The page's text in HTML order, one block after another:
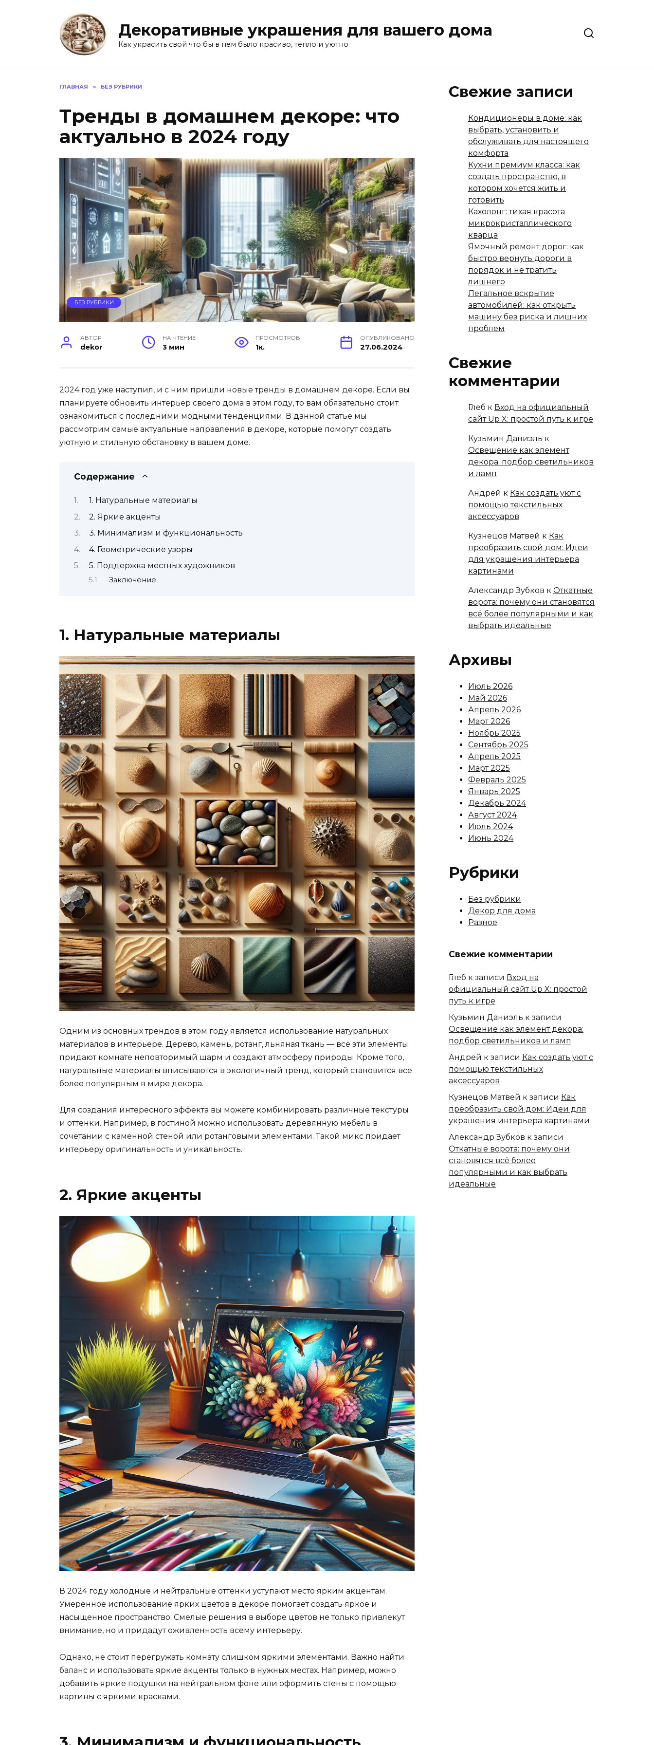
Декоративные украшения для вашего дома
Как украсить свой что бы в нем было красиво, тепло и уютно
ГЛАВНАЯ » БЕЗ РУБРИКИ
Тренды в домашнем декоре: что
актуально в 2024 году
БЕЗ РУБРИКИ
АВТОР
dekor
НА ЧТЕНИЕ
3 мин
ПРОСМОТРОВ
1к.
ОПУБЛИКОВАНО
27.06.2024
2024 год уже наступил, и с ним пришли новые тренды в домашнем декоре. Если вы
планируете обновить интерьер своего дома в этом году, то вам обязательно стоит
ознакомиться с последними модными тенденциями. В данной статье мы
рассмотрим самые актуальные направления в декоре, которые помогут создать
уютную и стильную обстановку в вашем доме.
Содержание
1. Натуральные материалы
2. Яркие акценты
3. Минимализм и функциональность
4. Геометрические узоры
5. Поддержка местных художников
Заключение
1. Натуральные материалы
Одним из основных трендов в этом году является использование натуральных
материалов в интерьере. Дерево, камень, ротанг, льняная ткань — все эти элементы
придают комнате неповторимый шарм и создают атмосферу природы. Кроме того,
натуральные материалы вписываются в экологичный тренд, который становится все
более популярным в мире декора.
Для создания интересного эффекта вы можете комбинировать различные текстуры
и оттенки. Например, в гостиной можно использовать деревянную мебель в
сочетании с каменной стеной или ротанговыми элементами. Такой микс придает
интерьеру оригинальность и уникальность.
2. Яркие акценты
В 2024 году холодные и нейтральные оттенки уступают место ярким акцентам.
Умеренное использование ярких цветов в декоре помогает создать яркое и
насыщенное пространство. Смелые решения в выборе цветов не только привлекут
внимание, но и придадут оживленность всему интерьеру.
Однако, не стоит перегружать комнату слишком яркими элементами. Важно найти
баланс и использовать яркие акценты только в нужных местах. Например, можно
добавить яркие подушки на нейтральном фоне или оформить стены с помощью
картины с яркими красками.
Свежие записи
Кондиционеры в доме: как
выбрать, установить и
обслуживать для настоящего
комфорта
Кухни премиум класса: как
создать пространство, в
котором хочется жить и
готовить
Кахолонг: тихая красота
микрокристаллического
кварца
Ямочный ремонт дорог: как
быстро вернуть дороги в
порядок и не тратить
лишнего
Легальное вскрытие
автомобилей: как открыть
машину без риска и лишних
проблем
Свежие
комментарии
Глеб к Вход на официальный
сайт Up X: простой путь к игре
Кузьмин Даниэль к
Освещение как элемент
декора: подбор светильников
и ламп
Андрей к Как создать уют с
помощью текстильных
аксессуаров
Кузнецов Матвей к Как
преобразить свой дом: Идеи
для украшения интерьера
картинами
Александр Зубков к Откатные
ворота: почему они становятся
всё более популярными и как
выбрать идеальные
Архивы
Июль 2026
Май 2026
Апрель 2026
Март 2026
Ноябрь 2025
Сентябрь 2025
Апрель 2025
Март 2025
Февраль 2025
Январь 2025
Декабрь 2024
Август 2024
Июль 2024
Июнь 2024
Рубрики
Без рубрики
Декор для дома
Разное
Свежие комментарии
Глеб к записи Вход на
официальный сайт Up X: простой
путь к игре
Кузьмин Даниэль к записи
Освещение как элемент декора:
подбор светильников и ламп
Андрей к записи Как создать уют с
помощью текстильных
аксессуаров
Кузнецов Матвей к записи Как
преобразить свой дом: Идеи для
украшения интерьера картинами
Александр Зубков к записи
Откатные ворота: почему они
становятся всё более
популярными и как выбрать
идеальные